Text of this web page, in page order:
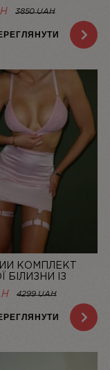
| LINIYA
3850 UAH
КОМПЛЕКТ
БІЛИЗНИ ІЗ
ЗІ СПІДНИЦЕЮ
| LINIYA
4299 UAH